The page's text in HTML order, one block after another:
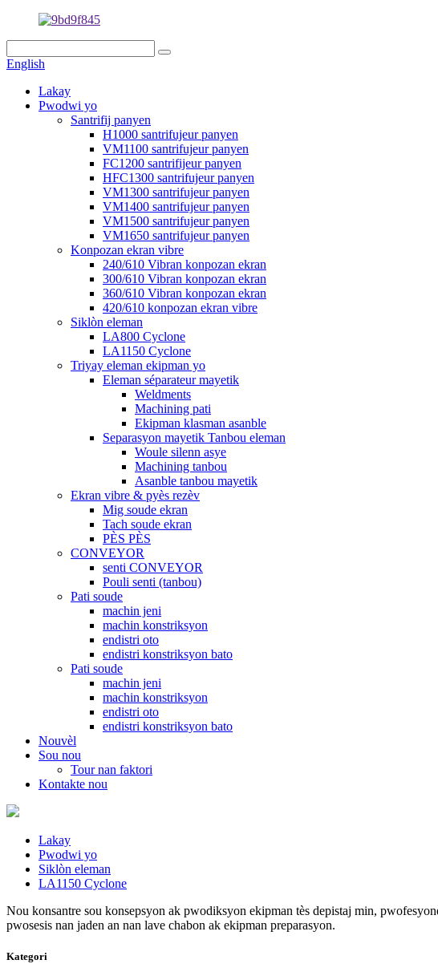
English
Lakay
Pwodwi yo
Santrifij panyen
H1000 santrifujeur panyen
VM1100 santrifujeur panyen
FC1200 santrifijeur panyen
HFC1300 santrifujeur panyen
VM1300 santrifujeur panyen
VM1400 santrifujeur panyen
VM1500 santrifujeur panyen
VM1650 santrifujeur panyen
Konpozan ekran vibre
240/610 Vibran konpozan ekran
300/610 Vibran konpozan ekran
360/610 Vibran konpozan ekran
420/610 konpozan ekran vibre
Siklòn eleman
LA800 Cyclone
LA1150 Cyclone
Triyay eleman ekipman yo
Eleman séparateur mayetik
Weldments
Machining pati
Ekipman klasman asanble
Separasyon mayetik Tanbou eleman
Woule silenn asye
Machining tanbou
Asanble tanbou mayetik
Ekran vibre & pyès rezèv
Mig soude ekran
Tach soude ekran
PÈS PÈS
CONVEYOR
senti CONVEYOR
Pouli senti (tanbou)
Pati soude
machin jeni
machin konstriksyon
endistri oto
endistri konstriksyon bato
Pati soude
machin jeni
machin konstriksyon
endistri oto
endistri konstriksyon bato
Nouvèl
Sou nou
Tour nan faktori
Kontakte nou
Lakay
Pwodwi yo
Siklòn eleman
LA1150 Cyclone
Nou konsantre sou konsepsyon ak pwodiksyon ekipman tès depistaj min,
pwosesis nan jaden an nan lave chabon ak ekipman preparasyon.
Kategori